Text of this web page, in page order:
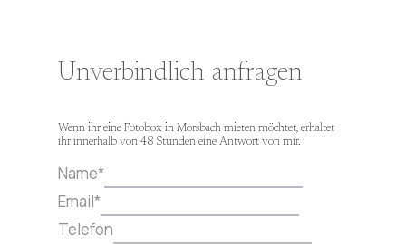
Unverbindlich anfragen
Wenn ihr eine Fotobox in Morsbach mieten möchtet, erhaltet
ihr innerhalb von 48 Stunden eine Antwort von mir.
Name*
Email*
Telefon